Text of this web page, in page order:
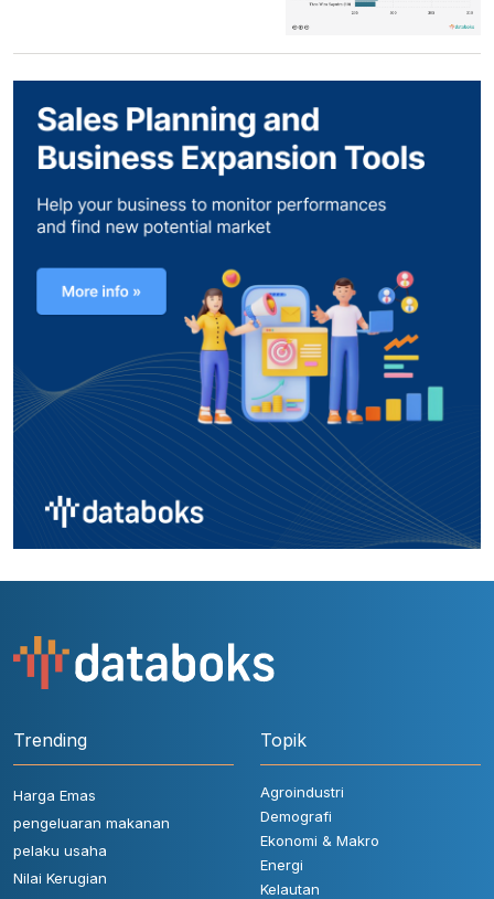
Trending
Harga Emas
pengeluaran makanan
pelaku usaha
Nilai Kerugian
Topik
Agroindustri
Demografi
Ekonomi & Makro
Energi
Kelautan